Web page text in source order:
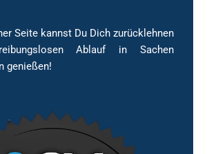
Seite kannst Du Dich zurücklehnen
Ablauf in Sachen
genießen!